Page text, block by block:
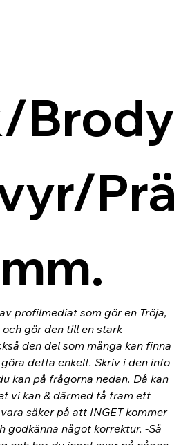
Brody
Prä
profilmediat som gör en Tröja,
gör den till en stark
den del som många kan finna
detta enkelt. Skriv i den info
kan på frågorna nedan. Då kan
vi kan & därmed få fram ett
säker på att INGET kommer
godkänna något korrektur. -Så